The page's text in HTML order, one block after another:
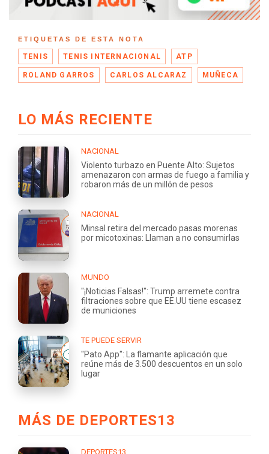
ETIQUETAS DE ESTA NOTA
TENIS TENIS INTERNACIONAL ATP
ROLAND GARROS CARLOS ALCARAZ MUÑECA
LO MÁS RECIENTE
NACIONAL
Violento turbazo en Puente Alto: Sujetos
amenazaron con armas de fuego a familia y
robaron más de un millón de pesos
NACIONAL
Minsal retira del mercado pasas morenas
por micotoxinas: Llaman a no consumirlas
MUNDO
"¡Noticias Falsas!": Trump arremete contra
filtraciones sobre que EE.UU tiene escasez
de municiones
TE PUEDE SERVIR
"Pato App": La flamante aplicación que
reúne más de 3.500 descuentos en un solo
lugar
MÁS DE DEPORTES13
DEPORTES13